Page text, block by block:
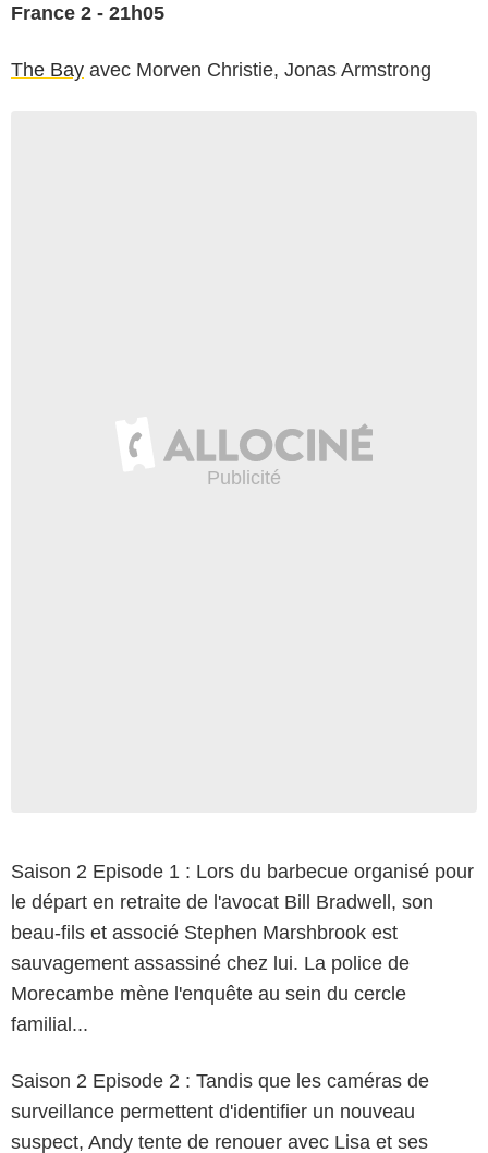
France 2 - 21h05
The Bay avec Morven Christie, Jonas Armstrong
Saison 2 Episode 1 : Lors du barbecue organisé pour
le départ en retraite de l'avocat Bill Bradwell, son
beau-fils et associé Stephen Marshbrook est
sauvagement assassiné chez lui. La police de
Morecambe mène l'enquête au sein du cercle
familial...
Saison 2 Episode 2 : Tandis que les caméras de
surveillance permettent d'identifier un nouveau
suspect, Andy tente de renouer avec Lisa et ses